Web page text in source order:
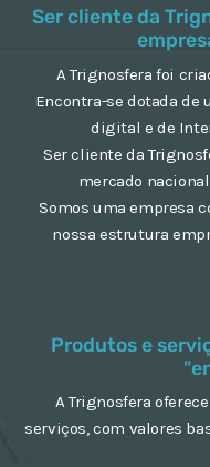
Ser cliente da
A Trignosfera foi
Encontra-se dotada de
digital e de
Ser cliente da
mercado
Somos uma empresa
nossa estrutura
Produtos e
A Trignosfera
serviços, com valores